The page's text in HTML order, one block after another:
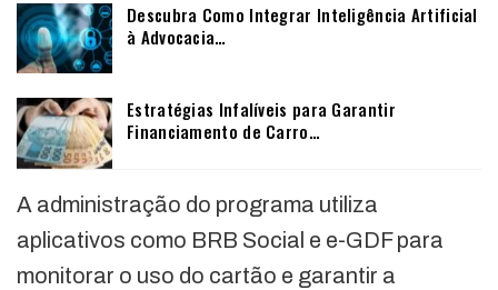
Descubra Como Integrar Inteligência Artificial
à Advocacia…
Estratégias Infalíveis para Garantir
Financiamento de Carro…
A administração do programa utiliza
aplicativos como BRB Social e e-GDF para
monitorar o uso do cartão e garantir a